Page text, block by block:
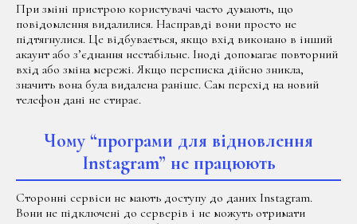
При зміні пристрою користувачі часто думають, що
повідомлення видалилися. Насправді вони просто не
підтягнулися. Це відбувається, якщо вхід виконано в інший
акаунт або з’єднання нестабільне. Іноді допомагає повторний
вхід або зміна мережі. Якщо переписка дійсно зникла,
значить вона була видалена раніше. Сам перехід на новий
телефон дані не стирає.
Чому “програми для відновлення
Instagram” не працюють
Сторонні сервіси не мають доступу до даних Instagram.
Вони не підключені до серверів і не можуть отримати